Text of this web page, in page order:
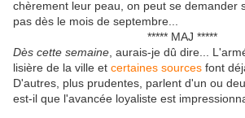
chèrement leur peau, on peut se demander
pas dès le mois de septembre...
***** MAJ *****
Dès cette semaine , aurais-je dû dire...
lisière de la ville et certaines sources font
D'autres, plus prudentes, parlent d'un ou
est-il que l'avancée loyaliste est